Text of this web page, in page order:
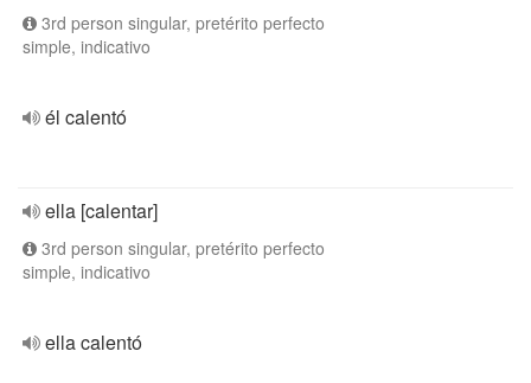
3rd person singular, pretérito perfecto
simple, indicativo
él calentó
ella [calentar]
3rd person singular, pretérito perfecto
simple, indicativo
ella calentó